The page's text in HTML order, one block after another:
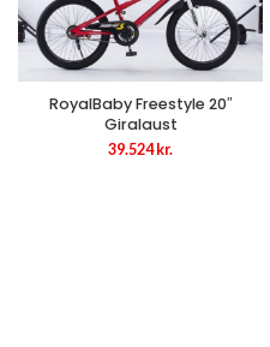
RoyalBaby Freestyle 20″
Giralaust
39.524 kr.